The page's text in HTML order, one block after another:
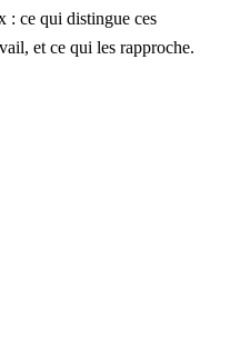
: ce qui distingue ces
et ce qui les rapproche.